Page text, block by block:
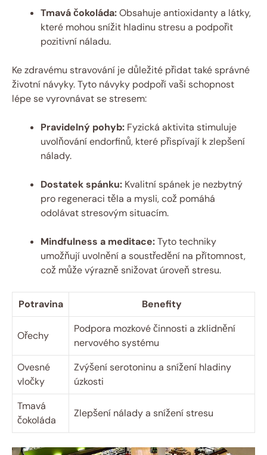
Tmavá čokoláda:Obsahuje antioxidanty a látky,
které mohou snížit hladinu stresu a podpořit
pozitivní náladu.
Ke zdravému stravování je důležité přidat také správné
životní návyky. Tyto návyky podpoří vaši schopnost
lépe se vyrovnávat se stresem:
Pravidelný pohyb: Fyzická aktivita stimuluje
uvolňování endorfinů, které přispívají k zlepšení
nálady.
Dostatek spánku: Kvalitní spánek je nezbytný
pro regeneraci těla a mysli, což pomáhá
odolávat stresovým situacím.
Mindfulness a meditace:Tyto techniky
umožňují uvolnění a soustředění na přítomnost,
což může výrazně snižovat úroveň stresu.
Potravina Benefity
Ořechy
Podpora mozkové činnosti a zklidnění
nervového systému
Ovesné
vločky
Zvýšení serotoninu a snížení hladiny
úzkosti
Tmavá
čokoláda
Zlepšení nálady a snížení stresu